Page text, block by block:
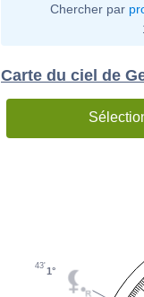
Chercher par
Carte du ciel de
1°
43'